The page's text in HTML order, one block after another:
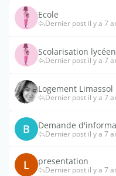
Ecole
Dernier post il y a 7
Scolarisation
Dernier post il y a 7
Logement Limassol
Dernier post il y a 7
B Demande
Dernier post il y a 7
L presentation
Dernier post il y a 7